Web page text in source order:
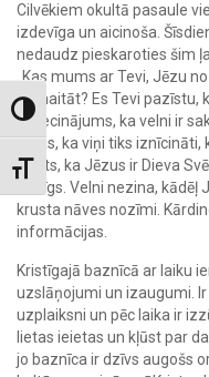
Toggle High Contrast
Toggle Font size
Cilvēkiem okultā pasaule
izdevīga un aicinoša.
nedaudz pieskaroties šim
„Kas mums ar Tevi, Jēzu
nomaitāt? Es Tevi pazīstu,
apliecinājums, ka velni ir
rokas, ka viņi tiks iznīcināti,
sacīts, ka Jēzus ir Dieva
vērtīgs. Velni nezina,
krusta nāves nozīmi.
informācijas.
Kristīgajā baznīcā ar laiku
uzslāņojumi un izaugumi.
uzplaiksni un pēc laika ir
lietas ieietas un kļūst par
jo baznīca ir dzīvs augošs